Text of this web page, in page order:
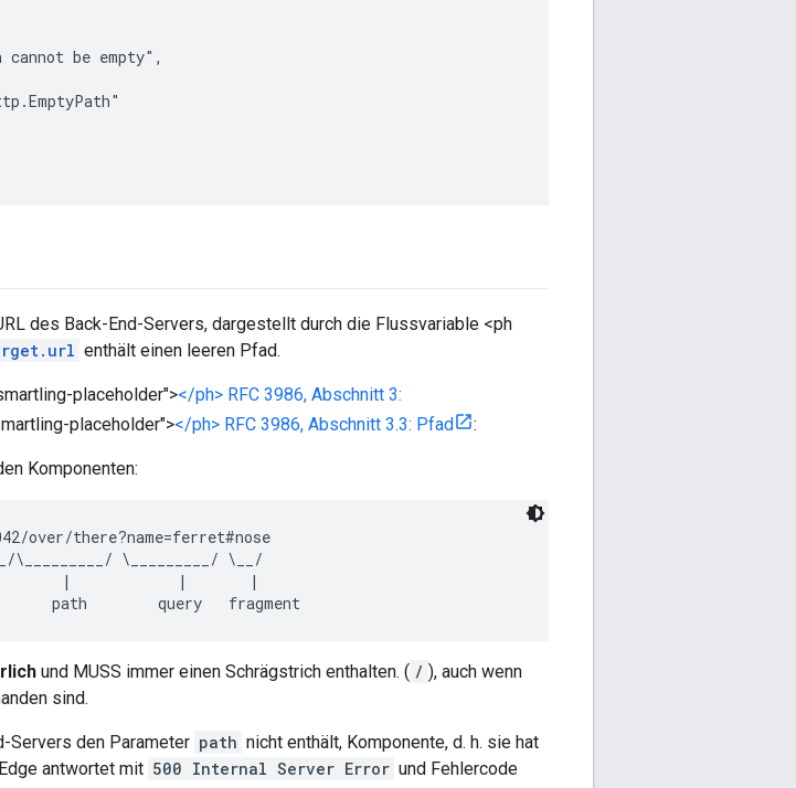
cannot be empty",
des Back-End-Servers, dargestellt durch die Flussvariable <ph
enthält einen leeren Pfad.
placeholder"></ph> RFC 3986, Abschnitt 3:
placeholder"></ph> RFC 3986, Abschnitt 3.3: Pfad :
Komponenten:
over/there?name=ferret#nose
\_________/ \_________/ \__/
|            |       |
und MUSS immer einen Schrägstrich enthalten. ( / ), auch wenn
sind.
Servers den Parameter path nicht enthält, Komponente, d. h. sie hat
antwortet mit 500 Internal Server Error und Fehlercode